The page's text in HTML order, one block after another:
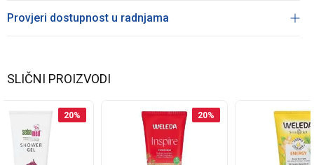
Provjeri dostupnost u radnjama
SLIČNI PROIZVODI
20% 20%